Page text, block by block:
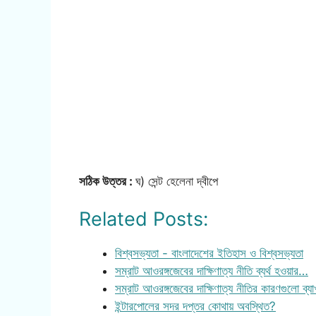
সঠিক উত্তর : ঘ) সেন্ট হেলেনা দ্বীপে
Related Posts:
বিশ্বসভ্যতা - বাংলাদেশের ইতিহাস ও বিশ্বসভ্যতা
সম্রাট আওরঙ্গজেবের দাক্ষিণাত্য নীতি ব্যর্থ হওয়ার…
সম্রাট আওরঙ্গজেবের দাক্ষিণাত্য নীতির কারণগুলো
ইন্টারপোলের সদর দপ্তর কোথায় অবস্থিত?